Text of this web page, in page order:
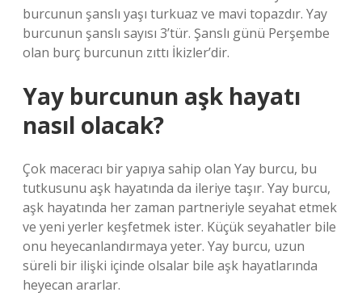
burcunun şanslı yaşı turkuaz ve mavi topazdır. Yay
burcunun şanslı sayısı 3’tür. Şanslı günü Perşembe
olan burç burcunun zıttı İkizler’dir.
Yay burcunun aşk hayatı
nasıl olacak?
Çok maceracı bir yapıya sahip olan Yay burcu, bu
tutkusunu aşk hayatında da ileriye taşır. Yay burcu,
aşk hayatında her zaman partneriyle seyahat etmek
ve yeni yerler keşfetmek ister. Küçük seyahatler bile
onu heyecanlandırmaya yeter. Yay burcu, uzun
süreli bir ilişki içinde olsalar bile aşk hayatlarında
heyecan ararlar.